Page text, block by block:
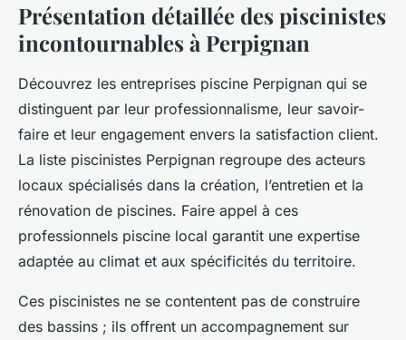
Présentation détaillée des piscinistes
incontournables à Perpignan
Découvrez les entreprises piscine Perpignan qui se
distinguent par leur professionnalisme, leur savoir-
faire et leur engagement envers la satisfaction client.
La liste piscinistes Perpignan regroupe des acteurs
locaux spécialisés dans la création, l’entretien et la
rénovation de piscines. Faire appel à ces
professionnels piscine local garantit une expertise
adaptée au climat et aux spécificités du territoire.
Ces piscinistes ne se contentent pas de construire
des bassins ; ils offrent un accompagnement sur